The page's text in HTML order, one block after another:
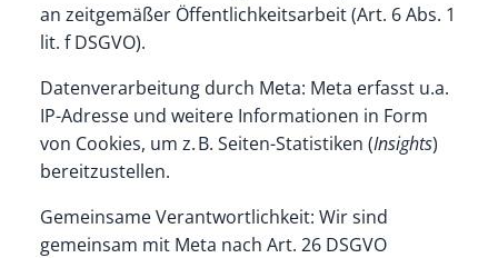
an zeitgemäßer Öffentlichkeitsarbeit (Art. 6 Abs. 1
lit. f DSGVO).
Datenverarbeitung durch Meta: Meta erfasst u.a.
IP-Adresse und weitere Informationen in Form
von Cookies, um z. B. Seiten-Statistiken (Insights)
bereitzustellen.
Gemeinsame Verantwortlichkeit: Wir sind
gemeinsam mit Meta nach Art. 26 DSGVO